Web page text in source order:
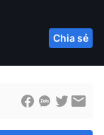
Chia sẻ